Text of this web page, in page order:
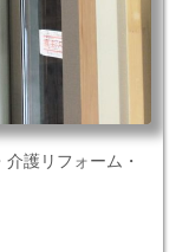
護リフォーム・